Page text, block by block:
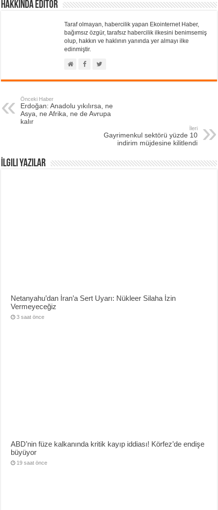
Hakkında Editör
Taraf olmayan, habercilik yapan Ekointernet Haber,
bağımsız özgür, tarafsız habercilik ilkesini benimsemiş
olup, hakkın ve haklının yanında yer almayı ilke
edinmiştir.
Önceki Haber
Erdoğan: Anadolu yıkılırsa, ne
Asya, ne Afrika, ne de Avrupa
kalır
İleri
Gayrimenkul sektörü yüzde 10
indirim müjdesine kilitlendi
İlgili Yazılar
Netanyahu’dan İran’a Sert Uyarı: Nükleer Silaha İzin
Vermeyeceğiz
3 saat önce
ABD’nin füze kalkanında kritik kayıp iddiası! Körfez’de endişe
büyüyor
19 saat önce